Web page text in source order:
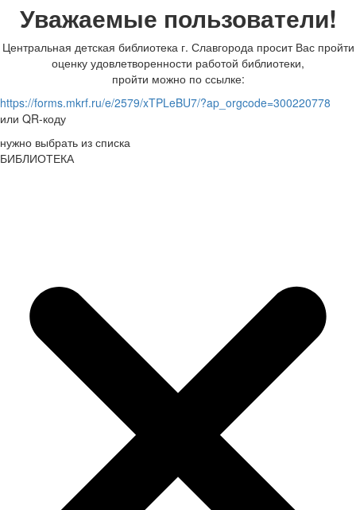
Уважаемые пользователи!
Центральная детская библиотека г. Славгорода просит Вас пройти
оценку удовлетворенности работой библиотеки,
пройти можно по ссылке:
https://forms.mkrf.ru/e/2579/xTPLeBU7/?ap_orgcode=300220778
или QR-коду
нужно выбрать из списка
БИБЛИОТЕКА